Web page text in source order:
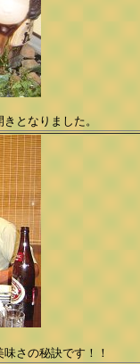
となりました。
さの秘訣です！！